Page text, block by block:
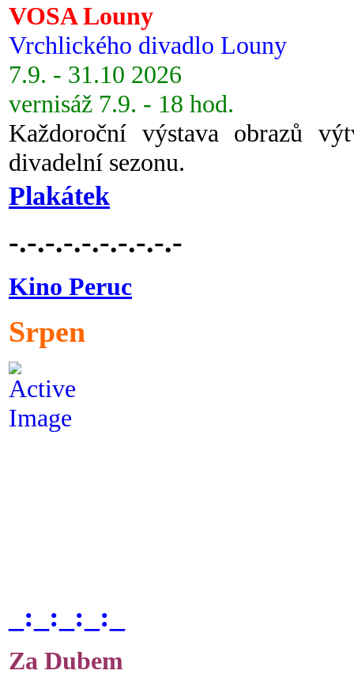
VOSA Louny
Vrchlického divadlo Louny
7.9. - 31.10 2026
vernisáž 7.9. - 18 hod.
Každoroční výstava obrazů
divadelní sezonu.
Plakátek
-.-.-.-.-.-.-.-.-.-
Kino Peruc
Srpen
_:_:_:_:_
Za Dubem